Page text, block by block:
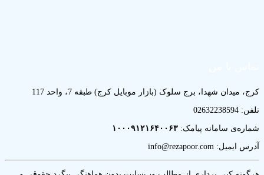
کرج، میدان شهدا، برج سلوک (بازار موبایل کرج) طبقه 7، واحد 117
تلفن: 02632238594
شماره‌ی سامانه پیامک: ۱۰۰۰۹۱۲۱۶۴۰۰۶۳
آدرس ایمیل: info@rezapoor.com